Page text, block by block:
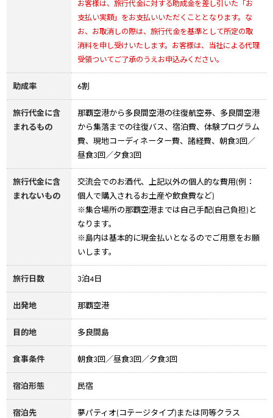
お客様は、旅行代金に対する助成金を差し引いた「お
支払い実額」をお支払いいただくこととなります。な
お、お取消しの際は、旅行代金を基準として所定の取
消料を申し受けいたします。お客様は、当社による代理
受領ついてご了承のうえお申込みください。
助成率 6割
旅行代金に含
まれるもの
那覇空港から多良間空港の往復航空券、多良間空港
から集落までの往復バス、宿泊費、体験プログラム
費、現地コーディネーター費、諸経費、朝食3回／
昼食3回／夕食3回
旅行代金に含
まれないもの
交流会でのお酒代、上記以外の個人的な費用(例：
個人で購入されるお土産や飲食費など)
※集合場所の那覇空港までは自己手配(自己負担)と
なります。
※島内は基本的に現金払いとなるのでご用意をお願
いします。
旅行日数 3泊4日
出発地 那覇空港
目的地 多良間島
食事条件 朝食3回／昼食3回／夕食3回
宿泊形態 民宿
宿泊先
夢パティオ(コテージタイプ)または同等クラス